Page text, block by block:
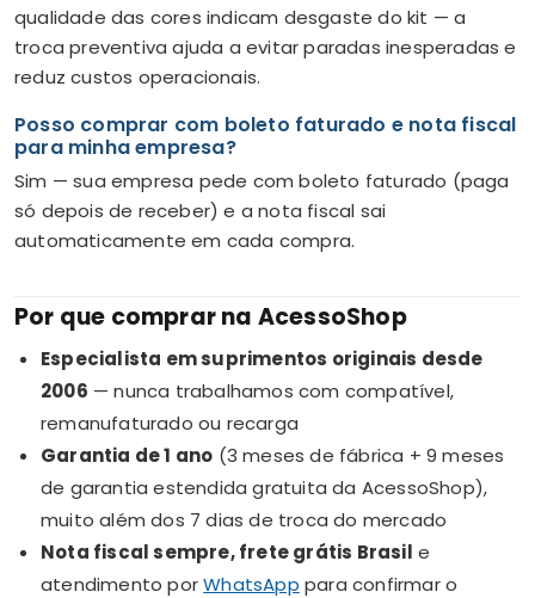
qualidade das cores indicam desgaste do kit — a
troca preventiva ajuda a evitar paradas inesperadas e
reduz custos operacionais.
Posso comprar com boleto faturado e nota fiscal
para minha empresa?
Sim — sua empresa pede com boleto faturado (paga
só depois de receber) e a nota fiscal sai
automaticamente em cada compra.
Por que comprar na AcessoShop
Especialista em suprimentos originais desde
2006 — nunca trabalhamos com compatível,
remanufaturado ou recarga
Garantia de 1 ano (3 meses de fábrica + 9 meses
de garantia estendida gratuita da AcessoShop),
muito além dos 7 dias de troca do mercado
Nota fiscal sempre, frete grátis Brasil e
atendimento porWhatsApp para confirmar o